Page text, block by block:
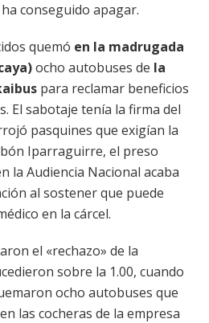
conseguido apagar.
quemó en la madrugada
ocho autobuses de la
para reclamar beneficios
El sabotaje tenía la firma del
pasquines que exigían la
Iparraguirre, el preso
la Audiencia Nacional acaba
al sostener que puede
en la cárcel.
el «rechazo» de la
sobre la 1.00, cuando
ocho autobuses que
las cocheras de la empresa